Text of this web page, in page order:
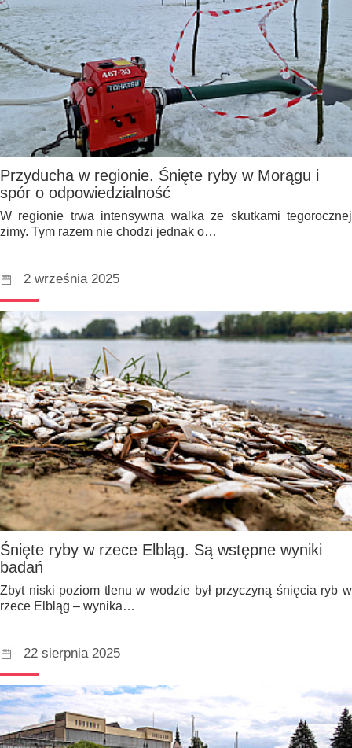
Przyducha w regionie. Śnięte ryby w Morągu i
spór o odpowiedzialność
W regionie trwa intensywna walka ze skutkami tegorocznej
zimy. Tym razem nie chodzi jednak o…
2 września 2025
Śnięte ryby w rzece Elbląg. Są wstępne wyniki
badań
Zbyt niski poziom tlenu w wodzie był przyczyną śnięcia ryb w
rzece Elbląg – wynika…
22 sierpnia 2025